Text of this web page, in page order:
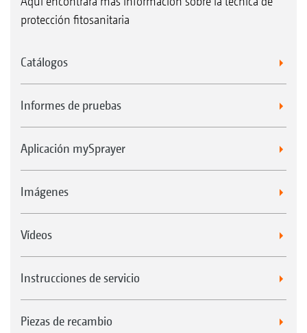
protección fitosanitaria
Catálogos
Informes de pruebas
Aplicación mySprayer
Imágenes
Vídeos
Instrucciones de servicio
Piezas de recambio